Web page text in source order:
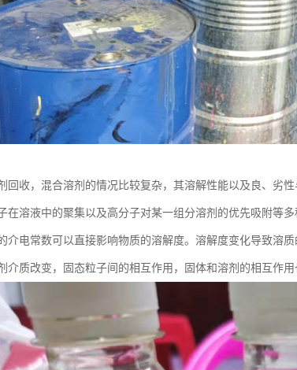
回收，混合溶剂的情况比较复杂，其溶解性能以及良、劣
在溶液中的聚集以及高分子对某一组分溶剂的优先吸附等多
介电常数可以直接影响物质的溶解度。溶解度变化导致溶
介质改变，固态粒子间的相互作用，固体和溶剂的相互作